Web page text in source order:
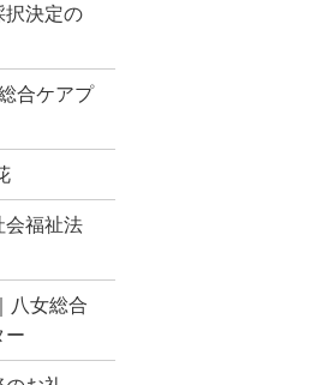
択決定の
合ケアプ
会福祉法
八女総合
ー